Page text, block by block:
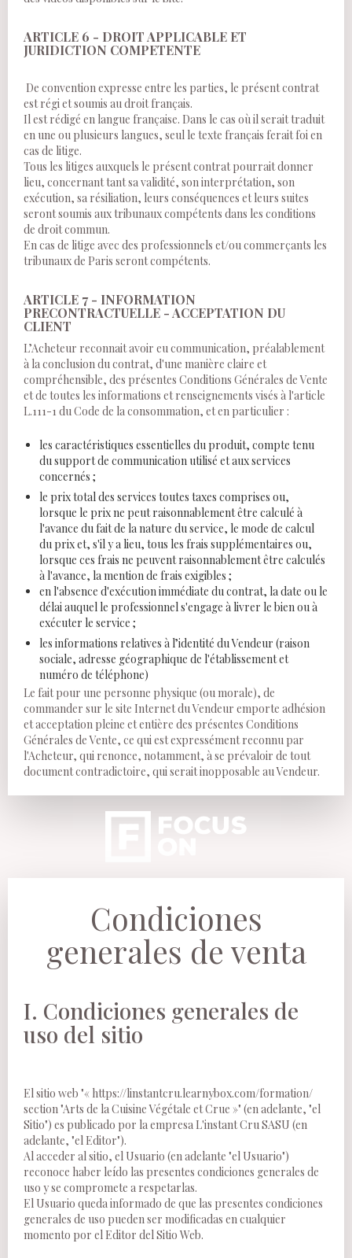
ARTICLE 6 - DROIT APPLICABLE ET
JURIDICTION COMPETENTE
De convention expresse entre les parties, le présent contrat
est régi et soumis au droit français.
Il est rédigé en langue française. Dans le cas où il serait traduit
en une ou plusieurs langues, seul le texte français ferait foi en
cas de litige.
Tous les litiges auxquels le présent contrat pourrait donner
lieu, concernant tant sa validité, son interprétation, son
exécution, sa résiliation, leurs conséquences et leurs suites
seront soumis aux tribunaux compétents dans les conditions
de droit commun.
En cas de litige avec des professionnels et/ou commerçants les
tribunaux de Paris seront compétents.
ARTICLE 7 - INFORMATION
PRECONTRACTUELLE - ACCEPTATION DU
CLIENT
L’Acheteur reconnait avoir eu communication, préalablement
à la conclusion du contrat, d'une manière claire et
compréhensible, des présentes Conditions Générales de Vente
et de toutes les informations et renseignements visés à l'article
L.111-1 du Code de la consommation, et en particulier :
les caractéristiques essentielles du produit, compte tenu
du support de communication utilisé et aux services
concernés ;
le prix total des services toutes taxes comprises ou,
lorsque le prix ne peut raisonnablement être calculé à
l'avance du fait de la nature du service, le mode de calcul
du prix et, s'il y a lieu, tous les frais supplémentaires ou,
lorsque ces frais ne peuvent raisonnablement être calculés
à l'avance, la mention de frais exigibles ;
en l'absence d'exécution immédiate du contrat, la date ou le
délai auquel le professionnel s'engage à livrer le bien ou à
exécuter le service ;
les informations relatives à l’identité du Vendeur (raison
sociale, adresse géographique de l'établissement et
numéro de téléphone)
Le fait pour une personne physique (ou morale), de
commander sur le site Internet du Vendeur emporte adhésion
et acceptation pleine et entière des présentes Conditions
Générales de Vente, ce qui est expressément reconnu par
l'Acheteur, qui renonce, notamment, à se prévaloir de tout
document contradictoire, qui serait inopposable au Vendeur.
Condiciones
generales de venta
I. Condiciones generales de
uso del sitio
El sitio web "« https://linstantcru.learnybox.com/formation/
section "Arts de la Cuisine Végétale et Crue »" (en adelante, "el
Sitio") es publicado por la empresa L'instant Cru SASU (en
adelante, "el Editor").
Al acceder al sitio, el Usuario (en adelante "el Usuario")
reconoce haber leído las presentes condiciones generales de
uso y se compromete a respetarlas.
El Usuario queda informado de que las presentes condiciones
generales de uso pueden ser modificadas en cualquier
momento por el Editor del Sitio Web.